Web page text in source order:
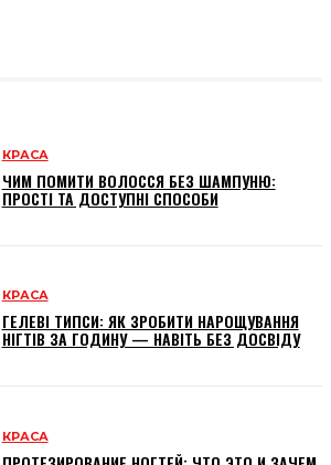
КРАСА
ЧИМ ПОМИТИ ВОЛОССЯ БЕЗ ШАМПУНЮ:
ПРОСТІ ТА ДОСТУПНІ СПОСОБИ
КРАСА
ГЕЛЕВІ ТИПСИ: ЯК ЗРОБИТИ НАРОЩУВАННЯ
НІГТІВ ЗА ГОДИНУ — НАВІТЬ БЕЗ ДОСВІДУ
КРАСА